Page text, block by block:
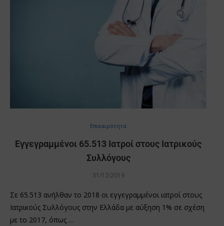
Επικαιρότητα
Εγγεγραμμένοι 65.513 Ιατροί στους Ιατρικούς
Συλλόγους
31/12/2019
Σε 65.513 ανήλθαν το 2018 οι εγγεγραμμένοι ιατροί στους
Ιατρικούς Συλλόγους στην Ελλάδα με αύξηση 1% σε σχέση
με το 2017, όπως …